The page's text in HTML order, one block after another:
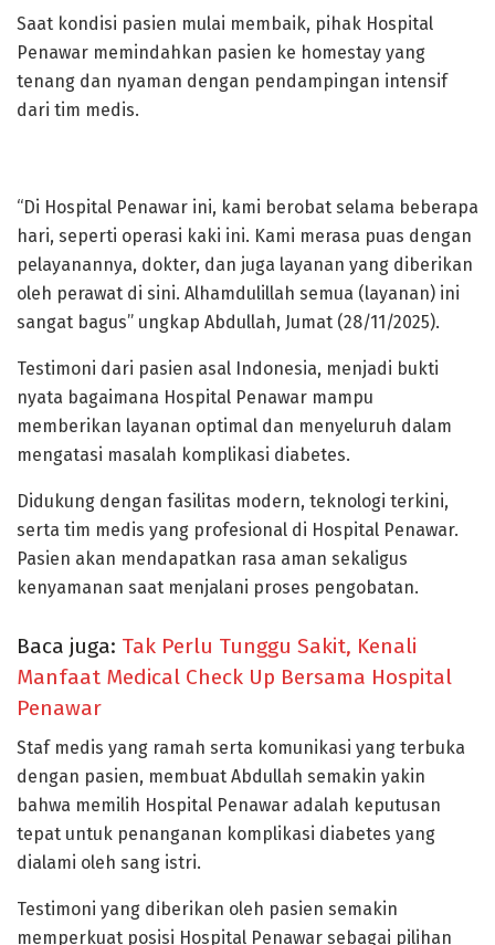
Saat kondisi pasien mulai membaik, pihak Hospital
Penawar memindahkan pasien ke homestay yang
tenang dan nyaman dengan pendampingan intensif
dari tim medis.
“Di Hospital Penawar ini, kami berobat selama beberapa
hari, seperti operasi kaki ini. Kami merasa puas dengan
pelayanannya, dokter, dan juga layanan yang diberikan
oleh perawat di sini. Alhamdulillah semua (layanan) ini
sangat bagus” ungkap Abdullah, Jumat (28/11/2025).
Testimoni dari pasien asal Indonesia, menjadi bukti
nyata bagaimana Hospital Penawar mampu
memberikan layanan optimal dan menyeluruh dalam
mengatasi masalah komplikasi diabetes.
Didukung dengan fasilitas modern, teknologi terkini,
serta tim medis yang profesional di Hospital Penawar.
Pasien akan mendapatkan rasa aman sekaligus
kenyamanan saat menjalani proses pengobatan.
Baca juga: Tak Perlu Tunggu Sakit, Kenali
Manfaat Medical Check Up Bersama Hospital
Penawar
Staf medis yang ramah serta komunikasi yang terbuka
dengan pasien, membuat Abdullah semakin yakin
bahwa memilih Hospital Penawar adalah keputusan
tepat untuk penanganan komplikasi diabetes yang
dialami oleh sang istri.
Testimoni yang diberikan oleh pasien semakin
memperkuat posisi Hospital Penawar sebagai pilihan